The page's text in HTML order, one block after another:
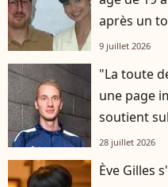
après un
9 juillet 2026
"La toute
une page
soutient
28 juillet 2026
Ève Gilles